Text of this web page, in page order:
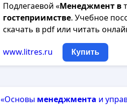
Подлегаевой «Менеджмент в
гостеприимстве. Учебное
скачать в pdf или читать
www.litres.ru Купить
«Основы менеджмента и